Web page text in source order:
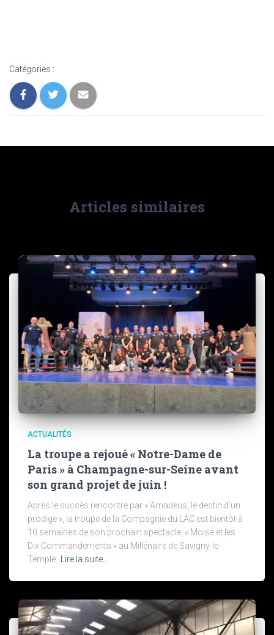
Catégories :
Articles similaires
ACTUALITÉS
La troupe a rejoué « Notre-Dame de
Paris » à Champagne-sur-Seine avant
son grand projet de juin !
Après le succès rencontré par « Amadeus, le destin d’un
prodige », la troupe de la Compagnie du LAC est bientôt à
10 semaines de son prochain spectacle, « Moïse et les
Dix Commandements » au Millénaire de Savigny-le-
Temple.
Lire la suite…